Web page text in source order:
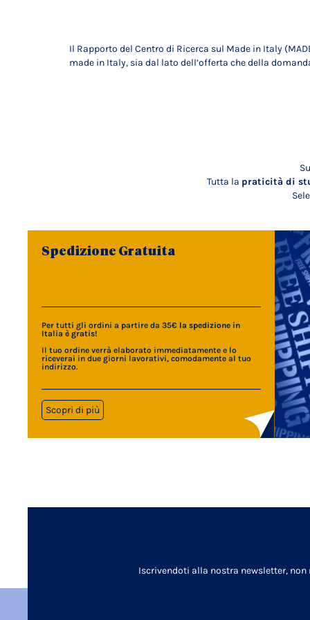
Il Rapporto del Centro di Ricerca sul Made in Italy
made in Italy, sia dal lato dell’offerta che della
Tutta la praticità di
Spedizione Gratuita
Per tutti gli ordini a partire da 35€ la spedizione in
Italia è gratis!
Il tuo ordine verrà elaborato immediatamente e lo
riceverai in due giorni lavorativi, comodamente al tuo
indirizzo.
Scopri di più
Iscrivendoti alla nostra newsletter,